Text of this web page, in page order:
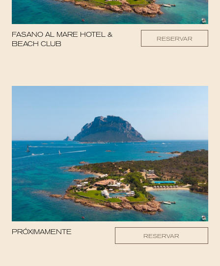
FASANO AL MARE HOTEL &
BEACH CLUB
RESERVAR
PRÓXIMAMENTE
RESERVAR